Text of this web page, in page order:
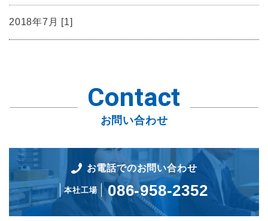
2018年7月 [1]
Contact
お問い合わせ
お電話でのお問い合わせ
本社工場 086-958-2352